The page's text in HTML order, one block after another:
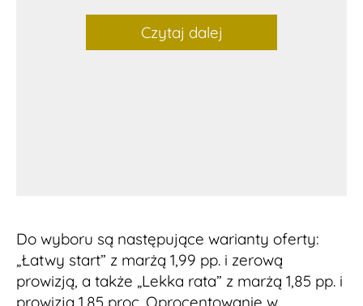
Czytaj dalej
Do wyboru są następujące warianty oferty:
„Łatwy start” z marżą 1,99 pp. i zerową
prowizją, a także „Lekka rata” z marżą 1,85 pp. i
prowizją 1,85 proc. Oprocentowanie w